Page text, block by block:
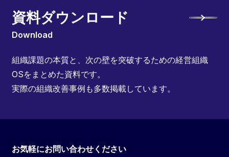
資料ダウンロード
Download
組織課題の本質と、次の壁を突破するための経営組織
OSをまとめた資料です。
実際の組織改善事例も多数掲載しています。
お気軽にお問い合わせください